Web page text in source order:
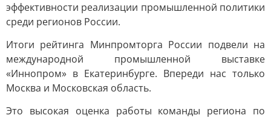
эффективности реализации промышленной политики
среди регионов России.
Итоги рейтинга Минпромторга России подвели на
международной промышленной выставке
«Иннопром» в Екатеринбурге. Впереди нас только
Москва и Московская область.
Это высокая оценка работы команды региона по